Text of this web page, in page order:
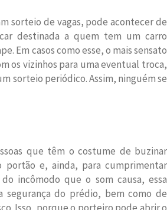
sorteio de vagas, pode acontecer de
destinada a quem tem um carro
Em casos como esse, o mais sensato
os vizinhos para uma eventual troca,
sorteio periódico. Assim, ninguém se
que têm o costume de buzinar
portão e, ainda, para cumprimentar
incômodo que o som causa, essa
segurança do prédio, bem como de